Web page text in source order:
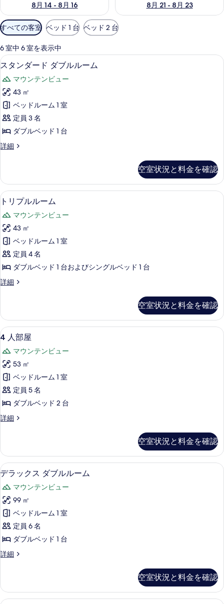
8月 14 - 8月 16
8月 21 - 8月 23
利
用
可
能
な
客
室
の
絞
り
込
み
すべての客室 ベッド 1 台 ベッド 2 台
6 室中 6 室を表示中
ス
タ
ン
ダ
ー
ド
ブ
ル
ー
ム
の
す
べ
て
の
写
表
示
す
る
スタンダード ダブルルーム | 1 室の
2
スタンダード ダブルルーム
マウンテンビュー
43 ㎡
ベッドルーム 1 室
定員 3 名
ダブルベッド 1 台
詳細
ス
ー
ド
ダ
ル
ル
ー
ム
の
詳
細
空室状況と料金を確認
ト
リ
プ
ル
ル
ー
の
べ
て
の
写
真
を
表
示
す
トリプルルーム | バスルーム | シャ
1
トリプルルーム
マウンテンビュー
43 ㎡
ベッドルーム 1 室
定員 4 名
ダブルベッド 1 台およびシングルベッド 1 台
詳細
ト
ル
ー
ム
詳
細
空室状況と料金を確認
4
人
部
屋
の
す
べ
て
写
真
を
表
示
す
る
4 人部屋 | 1 室のベッドルーム、高級
2
4 人部屋
マウンテンビュー
53 ㎡
ベッドルーム 1 室
定員 5 名
ダブルベッド 2 台
詳細
4
の
詳
細
空室状況と料金を確認
デ
ラ
ッ
ク
ス
ダ
ル
ー
ム
デラックス ダブルルーム | 1 室のベ
5
デラックス ダブルルーム
マウンテンビュー
99 ㎡
ベッドルーム 1 室
定員 6 名
ダブルベッド 1 台
詳細
デ
ス
ダ
空室状況と料金を確認
ダブルルーム | 1 室のベッドルーム